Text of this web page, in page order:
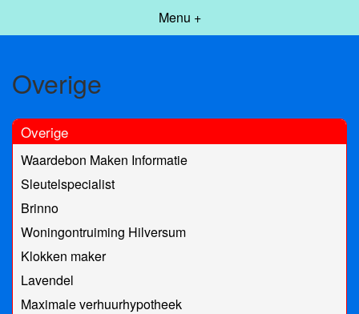
Menu +
Overige
Overige
Waardebon Maken Informatie
Sleutelspecialist
Brinno
Woningontruiming Hilversum
Klokken maker
Lavendel
Maximale verhuurhypotheek